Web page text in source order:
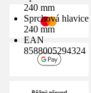
240 mm
Sprchová hlavice
240 mm
EAN
8588005294324